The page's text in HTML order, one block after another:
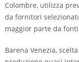
Colombre, utilizza
da fornitori
maggior parte da
Barena Venezia,